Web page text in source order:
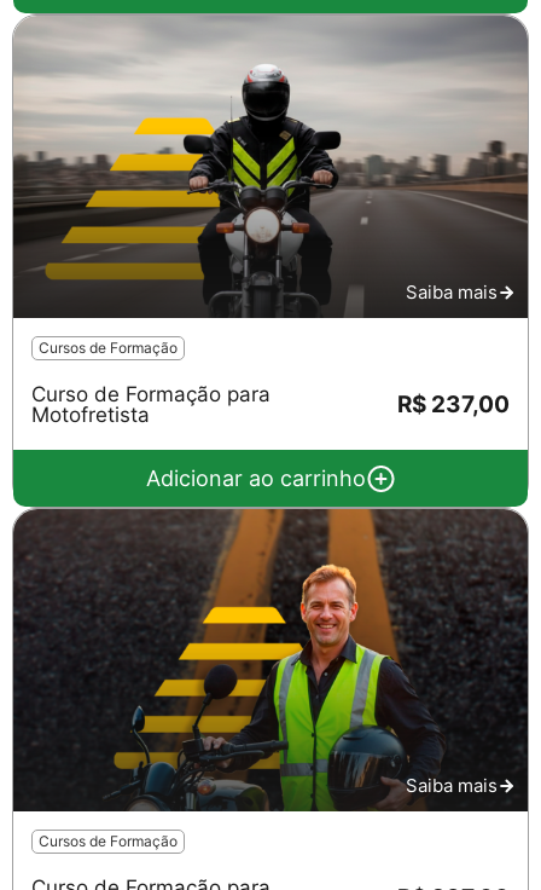
Saiba mais
Cursos de Formação
Curso de Formação para
Motofretista
R$ 237,00
Adicionar ao carrinho
Saiba mais
Cursos de Formação